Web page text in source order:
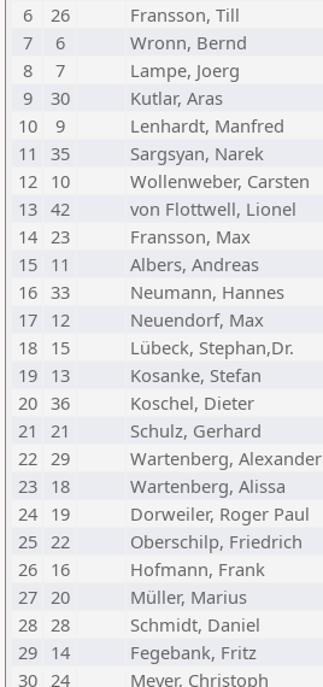
6
26 Fransson, Till
7
6 Wronn, Bernd
8
7 Lampe, Joerg
9
30 Kutlar, Aras
10
9 Lenhardt, Manfred
11
35 Sargsyan, Narek
12 10 Wollenweber, Carsten
13 42 von Flottwell, Lionel
14 23 Fransson, Max
15 11 Albers, Andreas
16 33 Neumann, Hannes
17 12 Neuendorf, Max
18 15 Lübeck, Stephan,Dr.
19 13 Kosanke, Stefan
20 36 Koschel, Dieter
21
21 Schulz, Gerhard
22 29 Wartenberg, Alexander
23 18 Wartenberg, Alissa
24 19 Dorweiler, Roger Paul
25 22 Oberschilp, Friedrich
26 16 Hofmann, Frank
27 20 Müller, Marius
28 28 Schmidt, Daniel
29 14 Fegebank, Fritz
30 24 Meyer, Christoph